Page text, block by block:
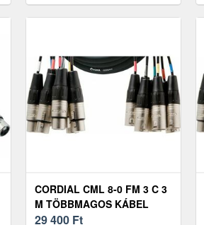
CORDIAL CML 8-0 FM 3 C 3
M TÖBBMAGOS KÁBEL
29 400 Ft